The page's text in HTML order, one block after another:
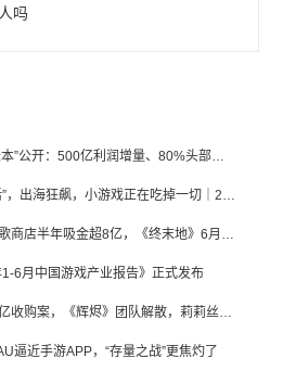
吗
游戏AI“账本”公开：500亿利润增量、80%头部入局，谁在闷声发财？
端游“复活”，出海狂飙，小游戏正在吃掉一切｜2026上半年产业报告
仅苹果谷歌商店半年吸金超8亿，《终末地》6月份收入显著回暖
1-6月中国游戏产业报告》正式发布
腾讯曝百亿收购案，《辉烬》团队解散，莉莉丝新作曝光｜陀螺周报
逼近手游APP，“存量之战”更焦灼了